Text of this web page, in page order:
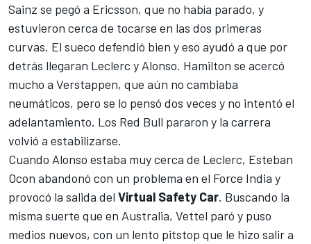
Sainz se pegó a Ericsson, que no había parado, y
estuvieron cerca de tocarse en las dos primeras
curvas. El sueco defendió bien y eso ayudó a que por
detrás llegaran Leclerc y Alonso. Hamilton se acercó
mucho a Verstappen, que aún no cambiaba
neumáticos, pero se lo pensó dos veces y no intentó el
adelantamiento. Los Red Bull pararon y la carrera
volvió a estabilizarse.
Cuando Alonso estaba muy cerca de Leclerc, Esteban
Ocon abandonó con un problema en el Force India y
provocó la salida del Virtual Safety Car. Buscando la
misma suerte que en Australia, Vettel paró y puso
medios nuevos, con un lento pitstop que le hizo salir a